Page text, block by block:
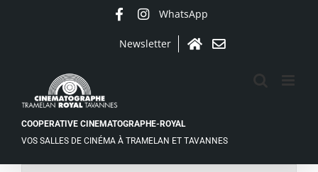
WhatsApp
Newsletter
AccueilContact
COOPERATIVE CINEMATOGRAPHE-ROYAL
VOS SALLES DE CINÉMA À TRAMELAN ET TAVANNES